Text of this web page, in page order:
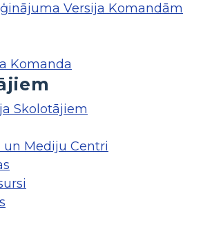
Versija Komandām
Komanda
Skolotājiem
Mediju Centri